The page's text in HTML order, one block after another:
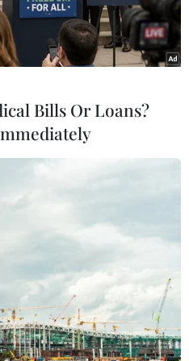
IGHE 2024 kéo dài đến ngày
Quảng cáo và Hội
và Công ty CHAOYU
số đơn vị khác khai
tế sản phẩm và đồ
Bills Or Loans?